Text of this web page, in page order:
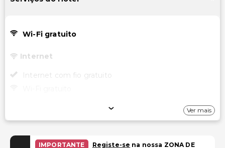
Wi-Fi gratuito
Internet
Internet com fio gratuito
Ver mais
IMPORTANTE Registe-se na nossa ZONA DE